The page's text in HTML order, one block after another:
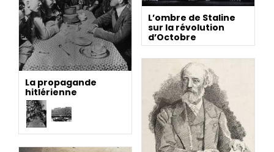
La propagande
hitlérienne
L’ombre de Staline
sur la révolution
d’Octobre